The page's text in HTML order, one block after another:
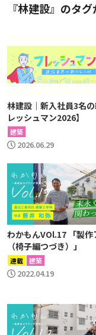
『林建設』のタ
林建設｜新入社員3名
レッシュマン2026】
建築
2026.06.29
わかもんVOl.17 「製作
（椅子編つづき）」
連載 建築
2022.04.19